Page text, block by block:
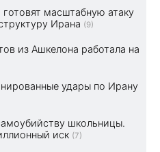
масштабную атаку
Ирана (9)
из Ашкелона работала на
удары по Ирану
школьницы.
иск (7)